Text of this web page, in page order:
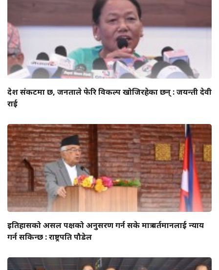
देश संकटमा छ, जनताले फेरि विकल्प खोजिरहेका छन् : जयन्ती देवी
राई
इतिहासको असल पक्षको अनुसरण गर्न सके मात्र वर्तमानलाई न्याय
गर्न सकिन्छ : राष्ट्रपति पौडेल